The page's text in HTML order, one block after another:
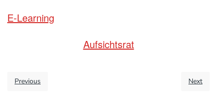
E-Learning
Aufsichtsrat
Previous Next